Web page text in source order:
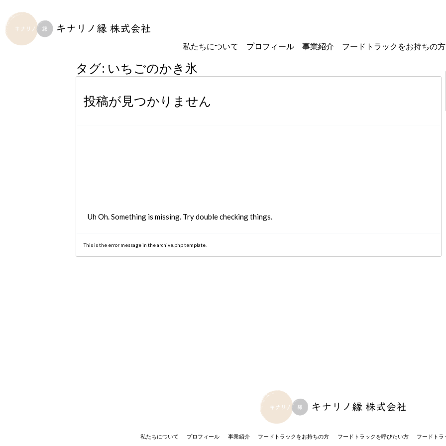
私たちについて プロフィール 事業紹介 フードトラックをお持ちの方
タグ: いちごのかき氷
投稿が見つかりません
Uh Oh. Something is missing. Try double checking things.
This is the error message in the archive.php template.
私たちについて プロフィール 事業紹介 フードトラックをお持ちの方 フードトラックを呼びたい方 フードトラ